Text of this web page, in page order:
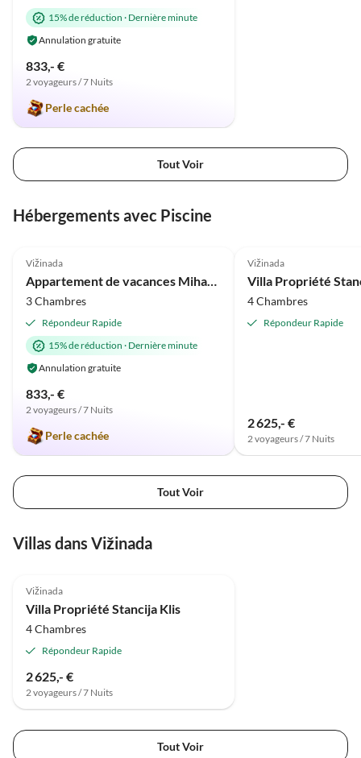
15% de réduction · Dernière minute
Annulation gratuite
833,- €
2 voyageurs / 7 Nuits
Perle cachée
Tout Voir
Hébergements avec Piscine
Vižinada
Appartement de vacances Mihael avec piscine privée
3 Chambres
Répondeur Rapide
15% de réduction · Dernière minute
Annulation gratuite
833,- €
2 voyageurs / 7 Nuits
Perle cachée
Vižinada
Villa Propriété
4 Chambres
Répondeur Rapide
2 625,- €
2 voyageurs / 7 Nuits
Tout Voir
Villas dans Vižinada
Vižinada
Villa Propriété Stancija Klis
4 Chambres
Répondeur Rapide
2 625,- €
2 voyageurs / 7 Nuits
Tout Voir